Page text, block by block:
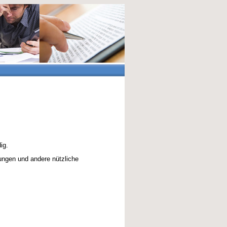
und andere nützliche